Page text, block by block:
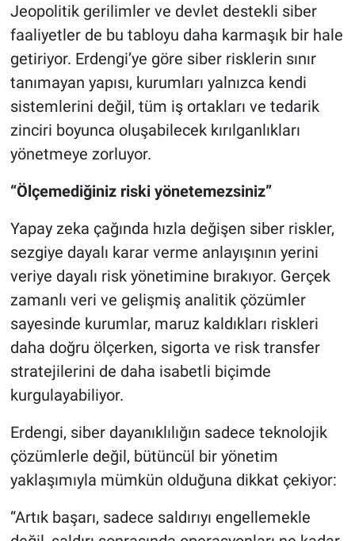
Jeopolitik gerilimler ve devlet destekli siber
faaliyetler de bu tabloyu daha karmaşık bir hale
getiriyor. Erdengi’ye göre siber risklerin sınır
tanımayan yapısı, kurumları yalnızca kendi
sistemlerini değil, tüm iş ortakları ve tedarik
zinciri boyunca oluşabilecek kırılganlıkları
yönetmeye zorluyor.
“Ölçemediğiniz riski yönetemezsiniz”
Yapay zeka çağında hızla değişen siber riskler,
sezgiye dayalı karar verme anlayışının yerini
veriye dayalı risk yönetimine bırakıyor. Gerçek
zamanlı veri ve gelişmiş analitik çözümler
sayesinde kurumlar, maruz kaldıkları riskleri
daha doğru ölçerken, sigorta ve risk transfer
stratejilerini de daha isabetli biçimde
kurgulayabiliyor.
Erdengi, siber dayanıklılığın sadece teknolojik
çözümlerle değil, bütüncül bir yönetim
yaklaşımıyla mümkün olduğuna dikkat çekiyor:
“Artık başarı, sadece saldırıyı engellemekle